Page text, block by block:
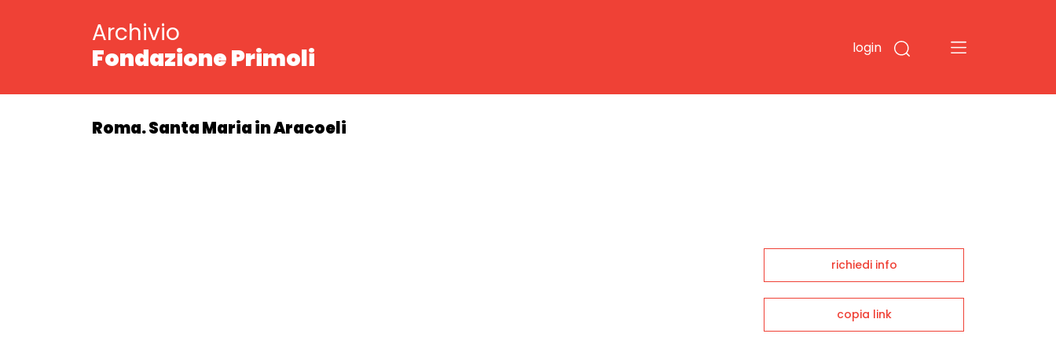
Archivio
Fondazione Primoli
login
Roma. Santa Maria in Aracoeli
richiedi info
copia link